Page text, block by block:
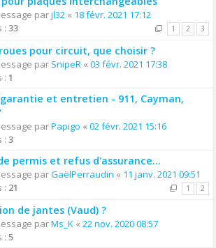
parjl32 « 18 févr. 2021 17:12
: 33 1 2 3
pour circuit, que choisir ?
par SnipeR « 03 févr. 2021 17:38
: 1
et entretien - 911, Cayman,
parPapigo « 02 févr. 2021 15:16
: 3
permis et refus d'assurance...
parGaëlPerraudin « 11 janv. 2021 09:51
: 21 1 2
de jantes (Vaud) ?
parMs_K « 22 nov. 2020 08:57
: 5